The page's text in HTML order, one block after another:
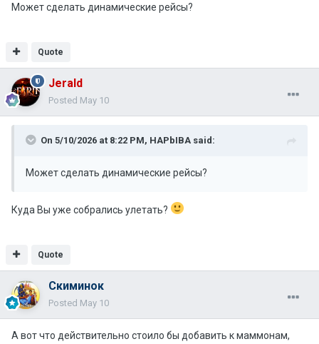
Может сделать динамические рейсы?
Quote
Jerald
Posted May 10
On 5/10/2026 at 8:22 PM, HAPbIBA said:
Может сделать динамические рейсы?
Куда Вы уже собрались улетать?
Quote
Скиминок
Posted May 10
А вот что действительно стоило бы добавить к маммонам,